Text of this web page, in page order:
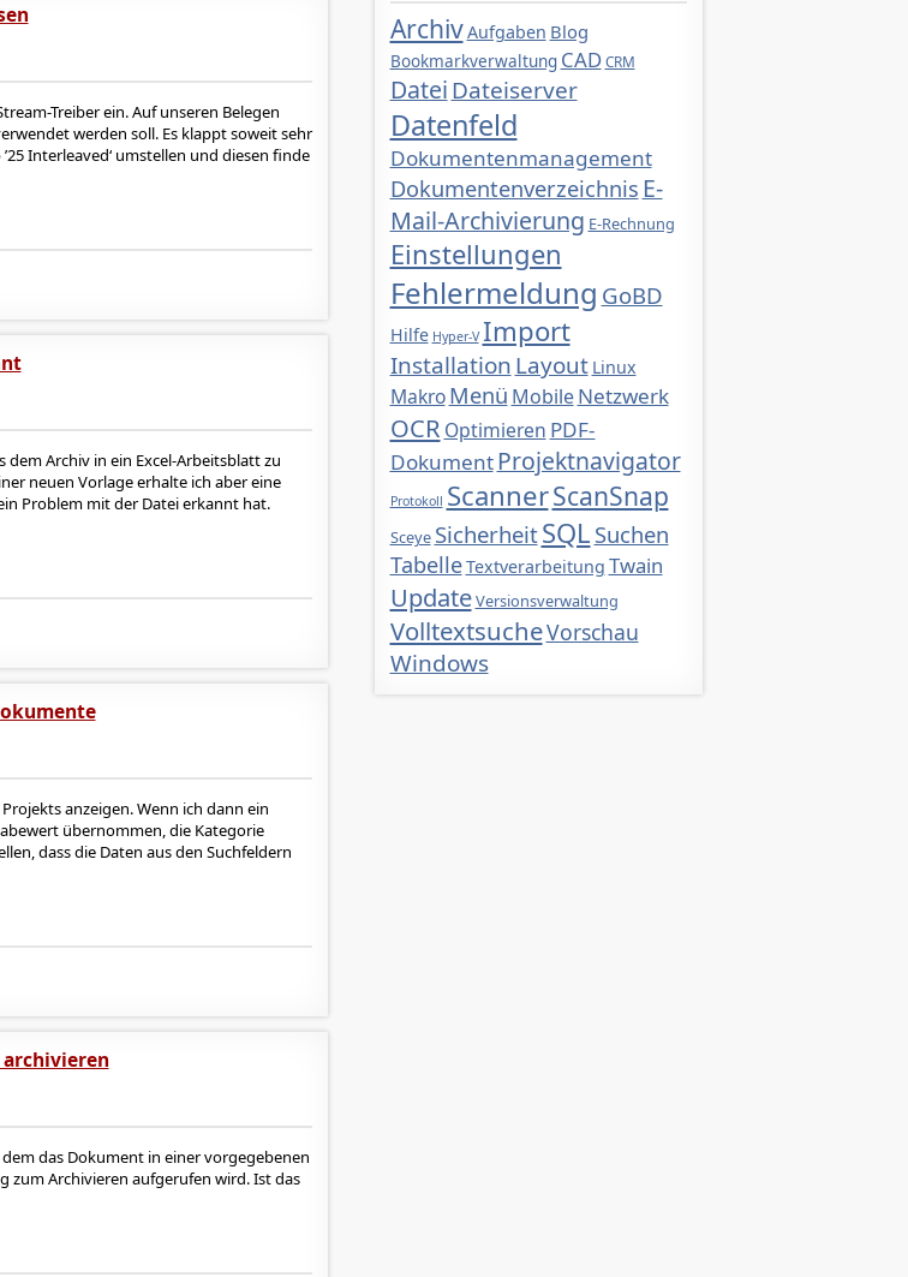
ArchivAufgaben Blog
Bookmarkverwaltung CAD CRM
DateiDateiserver
Datenfeld
Dokumentenmanagement
Dokumentenverzeichnis E-
Mail-Archivierung E-Rechnung
Einstellungen
Fehlermeldung GoBD
Hilfe Hyper-V Import
InstallationLayout Linux
Makro Menü Mobile Netzwerk
OCR Optimieren PDF-
DokumentProjektnavigator
Protokoll ScannerScanSnap
Sceye SicherheitSQL Suchen
TabelleTextverarbeitung Twain
UpdateVersionsverwaltung
VolltextsucheVorschau
Windows
Treiber ein. Auf unseren Belegen
werden soll. Es klappt soweit sehr
Interleaved‘ umstellen und diesen finde
dem Archiv in ein Excel-Arbeitsblatt zu
neuen Vorlage erhalte ich aber eine
Problem mit der Datei erkannt hat.
anzeigen. Wenn ich dann ein
übernommen, die Kategorie
dass die Daten aus den Suchfeldern
das Dokument in einer vorgegebenen
zum Archivieren aufgerufen wird. Ist das